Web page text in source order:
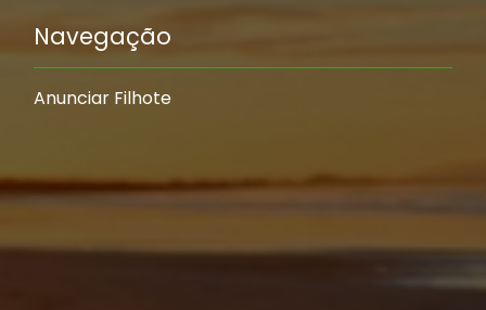
Navegação
Anunciar Filhote